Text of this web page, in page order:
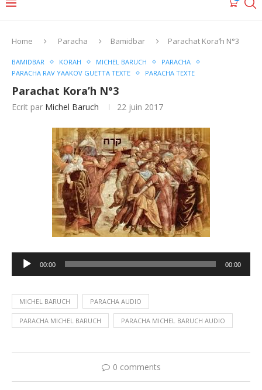
Home Paracha Bamidbar Parachat Kora’h N°3
BAMIDBAR KORAH MICHEL BARUCH
PARACHA
PARACHA RAV YAAKOV GUETTA TEXTE
PARACHA TEXTE
Parachat Kora’h N°3
Ecrit par Michel Baruch 22 juin 2017
Lecteur
audio
00:00 00:00
MICHEL BARUCH PARACHA AUDIO
PARACHA MICHEL BARUCH PARACHA MICHEL BARUCH AUDIO
0 comments